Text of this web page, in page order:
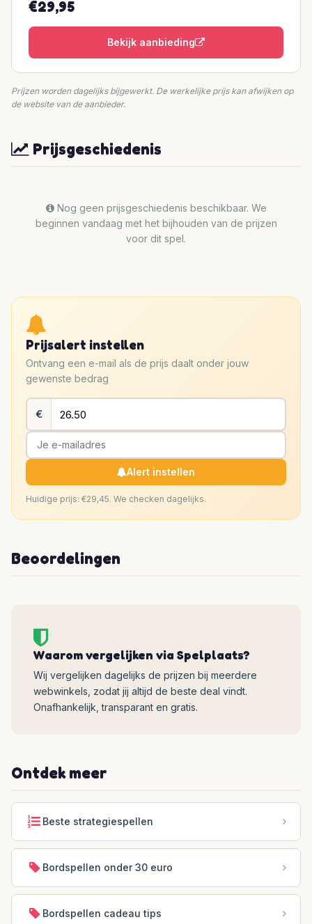
€29,95
Bekijk aanbieding
Prijzen worden dagelijks bijgewerkt. De werkelijke prijs kan afwijken op
de website van de aanbieder.
Prijsgeschiedenis
Nog geen prijsgeschiedenis beschikbaar. We
beginnen vandaag met het bijhouden van de prijzen
voor dit spel.
Prijsalert instellen
Ontvang een e-mail als de prijs daalt onder jouw
gewenste bedrag
€
Alert instellen
Huidige prijs: €29,45. We checken dagelijks.
Beoordelingen
Waarom vergelijken via Spelplaats?
Wij vergelijken dagelijks de prijzen bij meerdere
webwinkels, zodat jij altijd de beste deal vindt.
Onafhankelijk, transparant en gratis.
Ontdek meer
Beste strategiespellen
Bordspellen onder 30 euro
Bordspellen cadeau tips